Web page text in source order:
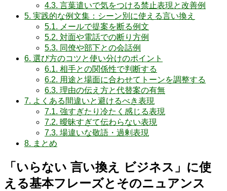
4.3. 言葉遣いで気をつける禁止表現と改善例
5. 実践的な例文集：シーン別に使える言い換え
5.1. メールで提案を断る例文
5.2. 対面や電話での断り方例
5.3. 同僚や部下との会話例
6. 選び方のコツと使い分けのポイント
6.1. 相手との関係性で判断する
6.2. 用途と場面に合わせてトーンを調整する
6.3. 理由の伝え方と代替案の有無
7. よくある間違いと避けるべき表現
7.1. 強すぎたり冷たく感じる表現
7.2. 曖昧すぎて伝わらない表現
7.3. 場違いな敬語・過剰表現
8. まとめ
「いらない 言い換え ビジネス」に使
える基本フレーズとそのニュアンス